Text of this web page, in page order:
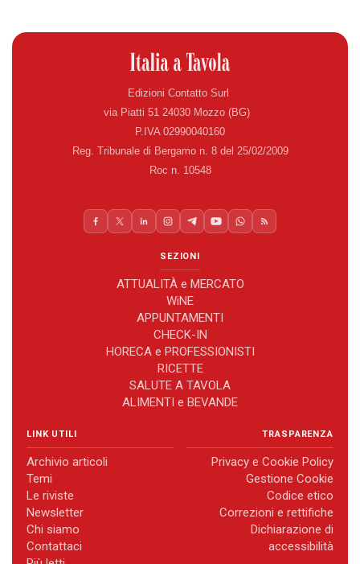
Edizioni Contatto Surl
via Piatti 51 24030 Mozzo (BG)
P.IVA 02990040160
Reg. Tribunale di Bergamo n. 8 del 25/02/2009
Roc n. 10548
SEZIONI
ATTUALITÀ e MERCATO
WiNE
APPUNTAMENTI
CHECK-IN
HORECA e PROFESSIONISTI
RICETTE
SALUTE A TAVOLA
ALIMENTI e BEVANDE
LINK UTILI
Archivio articoli
Temi
Le riviste
Newsletter
Chi siamo
Contattaci
TRASPARENZA
Privacy e Cookie Policy
Gestione Cookie
Codice etico
Correzioni e rettifiche
Dichiarazione di
accessibilità